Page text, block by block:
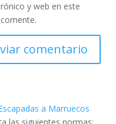
y web en este
a Marruecos